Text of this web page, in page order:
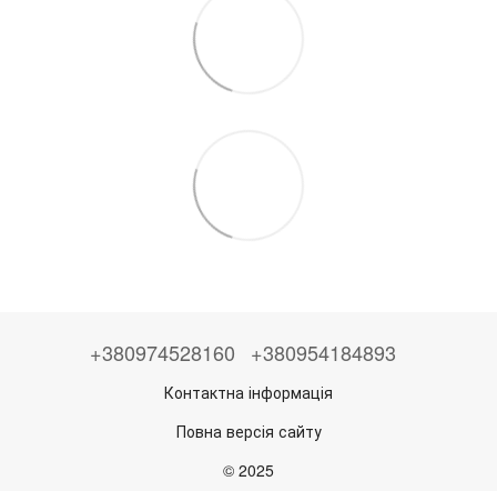
+380974528160 +380954184893
Контактна інформація
Повна версія сайту
© 2025